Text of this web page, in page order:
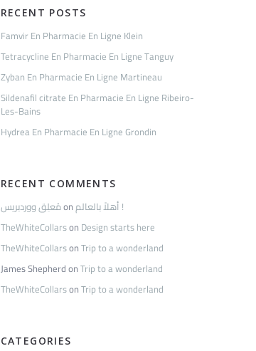
RECENT POSTS
Famvir En Pharmacie En Ligne Klein
Tetracycline En Pharmacie En Ligne Tanguy
Zyban En Pharmacie En Ligne Martineau
Sildenafil citrate En Pharmacie En Ligne Ribeiro-
Les-Bains
Hydrea En Pharmacie En Ligne Grondin
RECENT COMMENTS
مُعلِق ووردبريسon
أهلاً بالعالم !
TheWhiteCollarson Design starts here
TheWhiteCollarsonTrip to a wonderland
James ShepherdonTrip to a wonderland
TheWhiteCollarsonTrip to a wonderland
CATEGORIES